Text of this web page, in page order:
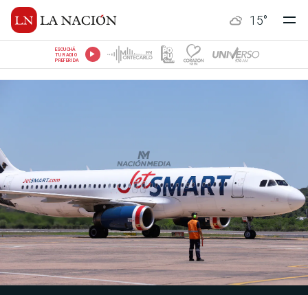
15°
ESCUCHÁ
TU RADIO
PREFERIDA